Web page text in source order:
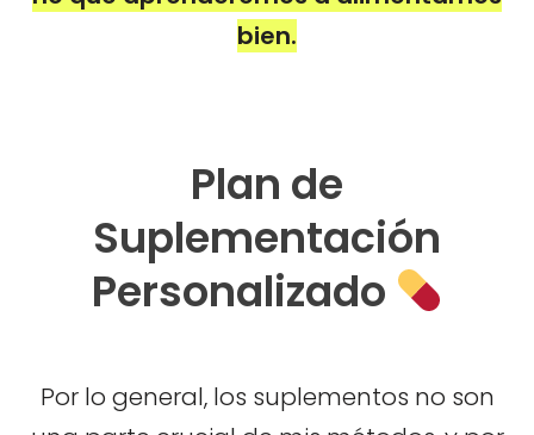
bien.
Plan de
Suplementación
Personalizado
Por lo general, los suplementos no son